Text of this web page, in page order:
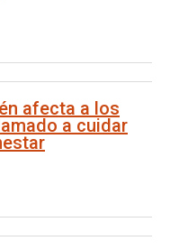
afecta a los
a cuidar